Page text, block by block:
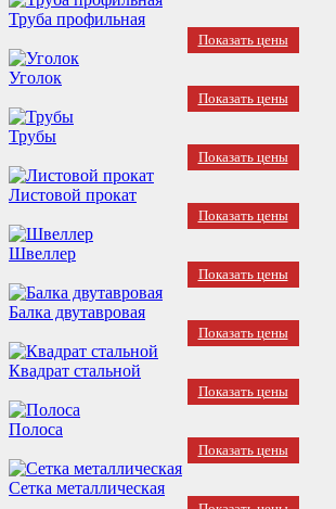
Труба профильная
Показать цены
Уголок
Показать цены
Трубы
Показать цены
Листовой прокат
Показать цены
Швеллер
Показать цены
Балка двутавровая
Показать цены
Квадрат стальной
Показать цены
Полоса
Показать цены
Сетка металлическая